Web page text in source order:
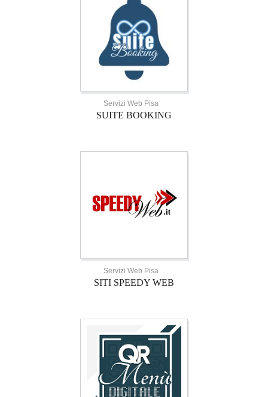
Servizi Web Pisa
SUITE BOOKING
Servizi Web Pisa
SITI SPEEDY WEB